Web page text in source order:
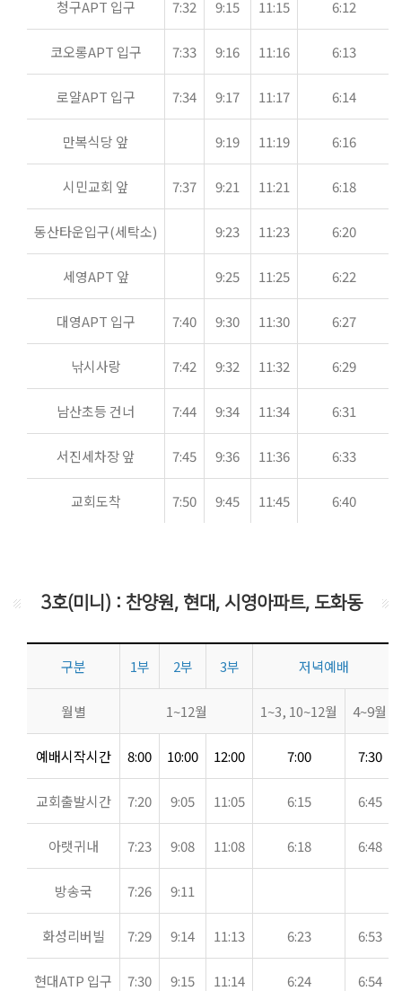
청구APT 입구 7:32 9:15 11:15 6:12
코오롱APT 입구 7:33 9:16 11:16 6:13
로얄APT 입구 7:34 9:17 11:17 6:14
만복식당 앞 9:19 11:19 6:16
시민교회 앞 7:37 9:21 11:21 6:18
동산타운입구(세탁소) 9:23 11:23 6:20
세영APT 앞 9:25 11:25 6:22
대영APT 입구 7:40 9:30 11:30 6:27
낚시사랑 7:42 9:32 11:32 6:29
남산초등 건너 7:44 9:34 11:34 6:31
서진세차장 앞 7:45 9:36 11:36 6:33
교회도착 7:50 9:45 11:45 6:40
3호(미니) : 찬양원, 현대, 시영아파트, 도화동
구분 1부 2부 3부 저녁예배
월별 1~12월 1~3, 10~12월 4~9월
예배시작시간 8:00 10:00 12:00 7:00 7:30
교회출발시간 7:20 9:05 11:05 6:15 6:45
아랫귀내 7:23 9:08 11:08 6:18 6:48
방송국 7:26 9:11
화성리버빌 7:29 9:14 11:13 6:23 6:53
현대ATP 입구 7:30 9:15 11:14 6:24 6:54